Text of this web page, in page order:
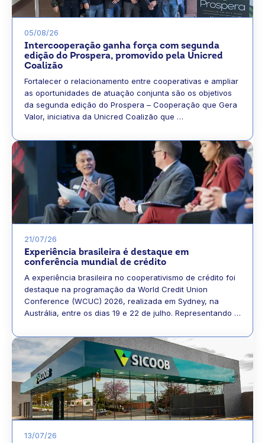
05/08/26
Intercooperação ganha força com segunda
edição do Prospera, promovido pela Unicred
Coalizão
Fortalecer o relacionamento entre cooperativas e ampliar
as oportunidades de atuação conjunta são os objetivos
da segunda edição do Prospera – Cooperação que Gera
Valor, iniciativa da Unicred Coalizão que …
21/07/26
Experiência brasileira é destaque em
conferência mundial de crédito
A experiência brasileira no cooperativismo de crédito foi
destaque na programação da World Credit Union
Conference (WCUC) 2026, realizada em Sydney, na
Austrália, entre os dias 19 e 22 de julho. Representando …
13/07/26